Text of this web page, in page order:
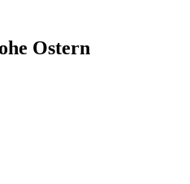
Ostern